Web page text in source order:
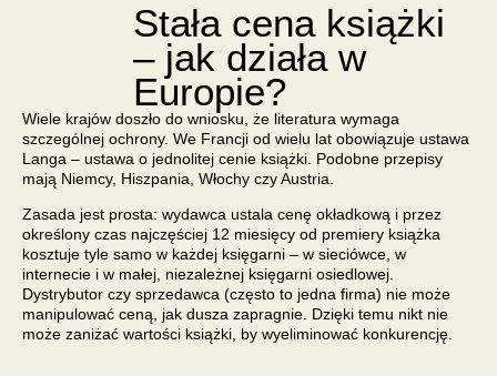
Stała cena książki
– jak działa w
Europie?
Wiele krajów doszło do wniosku, że literatura wymaga
szczególnej ochrony. We Francji od wielu lat obowiązuje ustawa
Langa – ustawa o jednolitej cenie książki. Podobne przepisy
mają Niemcy, Hiszpania, Włochy czy Austria.
Zasada jest prosta: wydawca ustala cenę okładkową i przez
określony czas najczęściej 12 miesięcy od premiery książka
kosztuje tyle samo w każdej księgarni – w sieciówce, w
internecie i w małej, niezależnej księgarni osiedlowej.
Dystrybutor czy sprzedawca (często to jedna firma) nie może
manipulować ceną, jak dusza zapragnie. Dzięki temu nikt nie
może zaniżać wartości książki, by wyeliminować konkurencję.